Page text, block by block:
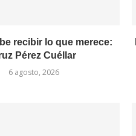
recibir lo que merece:
Pérez Cuéllar
6 agosto, 2026